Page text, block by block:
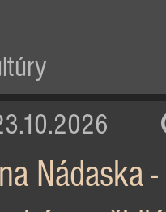
Nádaska -